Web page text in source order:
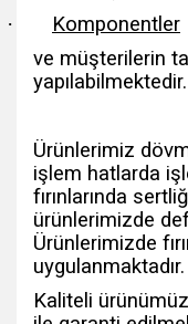
·
Komponentler
ve müşterilerin
yapılabilmektedir.
Ürünlerimiz
işlem hatlarda
fırınlarında
ürünlerimizde
Ürünlerimizde
uygulanmaktadır.
Kaliteli